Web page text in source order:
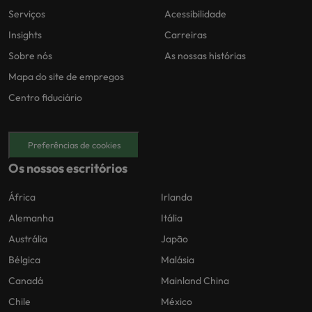
Serviços
Insights
Sobre nós
Mapa do site de empregos
Centro fiduciário
Acessibilidade
Carreiras
As nossas histórias
Preferências de cookies
Os nossos escritórios
África
Alemanha
Austrália
Bélgica
Canadá
Chile
Irlanda
Itália
Japão
Malásia
Mainland China
México